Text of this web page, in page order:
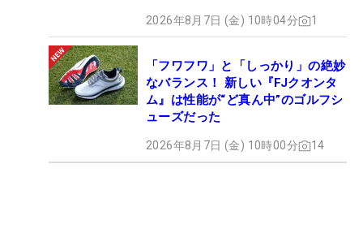
2026年8月7日 (金) 10時04分 1
「フワフワ」と「しっかり」の絶妙
なバランス！ 新しい『FJクオンタ
ム』は性能が“ど真ん中”のゴルフシ
ューズだった
2026年8月7日 (金) 10時00分 14